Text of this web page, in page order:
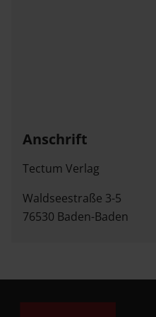
Anschrift
Tectum Verlag
Waldseestraße 3-5
76530 Baden-Baden